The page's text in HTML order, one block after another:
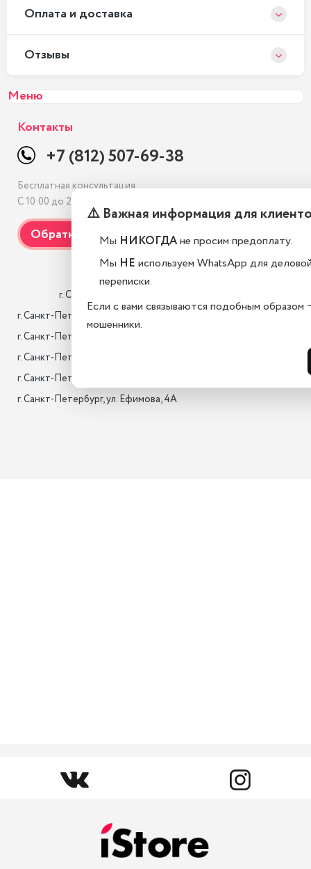
Оплата и доставка
Отзывы
Меню
Контакты
+7 (812) 507-69-38
Бесплатная консультация
С 10:00 до 21:00, без выходных
г. Санкт-Петербург, 17-я лин. B.O., 22,
г. Санкт-Петербург, Новгородская улица, 13,
г. Санкт-Петербург, Пискарёвский пр., 2 корпус 2,
г. Санкт-Петербург, ул. Седова, 11А
г. Санкт-Петербург, ул. Ефимова, 4А
⚠️ Важная информация для
Мы НИКОГДАне просим предоплату.
Мы НЕ используем WhatsApp для
переписки.
Если с вами связываются подобным образом
мошенники.